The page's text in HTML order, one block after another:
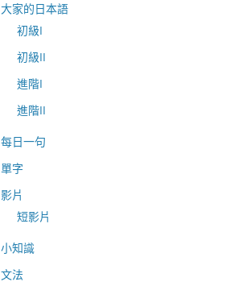
大家的日本語
初級I
初級II
進階I
進階II
每日一句
單字
影片
短影片
小知識
文法